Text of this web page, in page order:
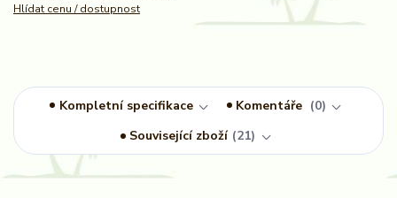
Hlídat cenu / dostupnost
Kompletní specifikace Komentáře
0
Související zboží 21